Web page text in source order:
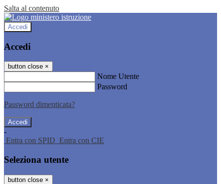
Salta al contenuto
Accedi
Accedi
button close ×
Nome Utente
Password
Password dimenticata?
-
Entra con SPID Entra con CIE
Seleziona utente
button close ×